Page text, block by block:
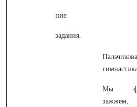
ние
задания.
Мы
зажжем,